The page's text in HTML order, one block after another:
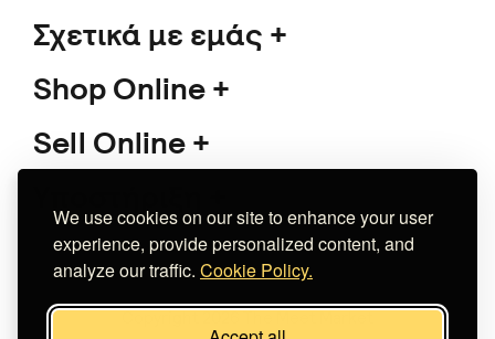
We use cookies on our site to enhance your user
experience, provide personalized content, and
analyze our traffic. Cookie Policy.
Σχετικά με εμάς
Shop Online
Sell Online